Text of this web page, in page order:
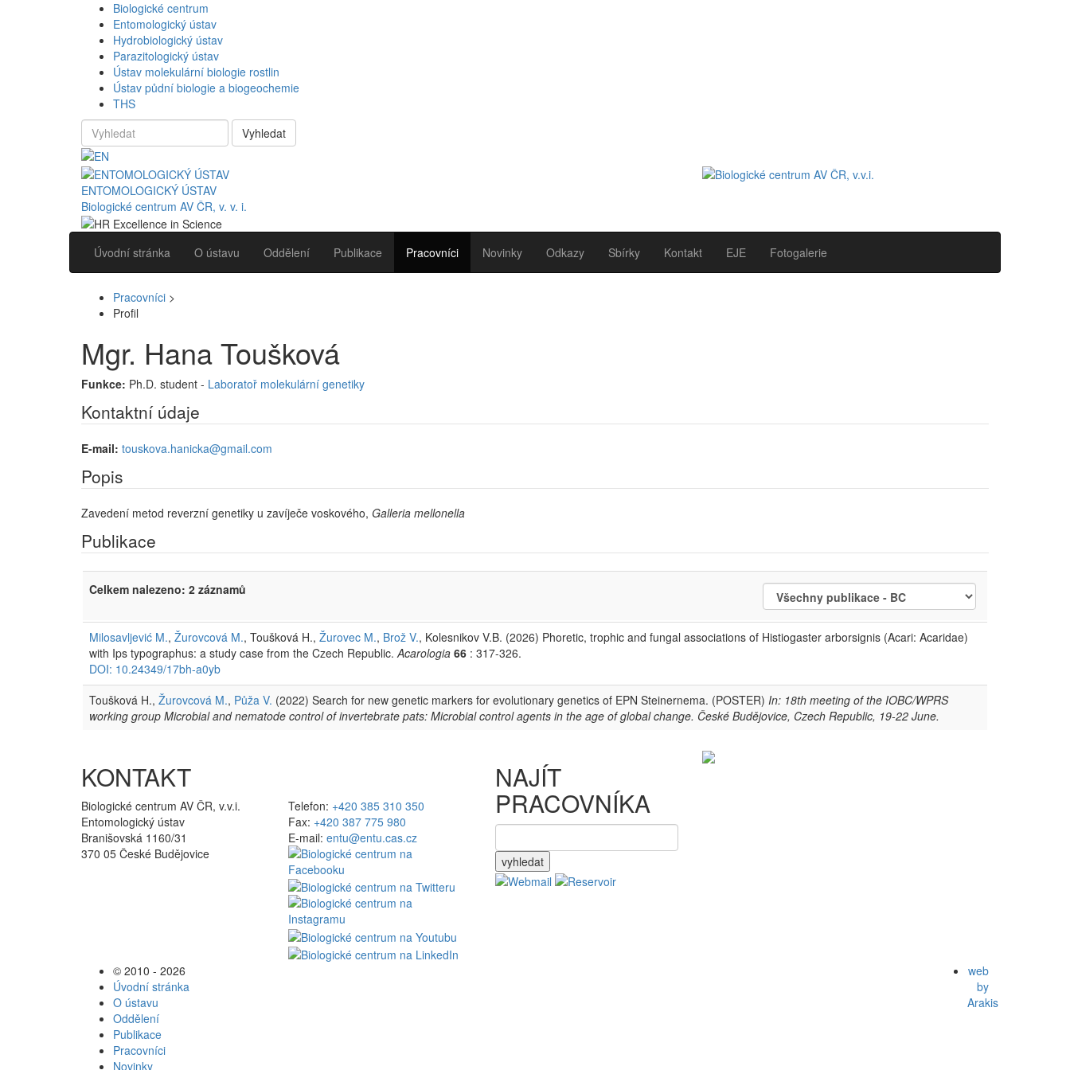
Biologické centrum
Entomologický ústav
Hydrobiologický ústav
Parazitologický ústav
Ústav molekulární biologie rostlin
Ústav půdní biologie a biogeochemie
THS
Vyhledat
ENTOMOLOGICKÝ ÚSTAV
Biologické centrum AV ČR, v. v. i.
Úvodní stránka O ústavu Oddělení Publikace Pracovníci Novinky Odkazy Sbírky Kontakt EJE Fotogalerie
Pracovníci >
Profil
Mgr. Hana Toušková
Funkce: Ph.D. student - Laboratoř molekulární genetiky
Kontaktní údaje
E-mail: touskova.hanicka@gmail.com
Popis
Zavedení metod reverzní genetiky u zavíječe voskového, Galleria mellonella
Publikace
Celkem nalezeno: 2 záznamů
Milosavljević M., Žurovcová M., Toušková H., Žurovec M., Brož V., Kolesnikov V.B. (2026) Phoretic, trophic and fungal associations of Histiogaster arborsignis (Acari: Acaridae)
with Ips typographus: a study case from the Czech Republic. Acarologia 66 : 317-326.
DOI: 10.24349/17bh-a0yb
Toušková H., Žurovcová M., Půža V. (2022) Search for new genetic markers for evolutionary genetics of EPN Steinernema. (POSTER) In: 18th meeting of the IOBC/WPRS
working group Microbial and nematode control of invertebrate pats: Microbial control agents in the age of global change. České Budějovice, Czech Republic, 19-22 June.
KONTAKT
Biologické centrum AV ČR, v.v.i.
Entomologický ústav
Branišovská 1160/31
370 05 České Budějovice
Telefon: +420 385 310 350
Fax: +420 387 775 980
E-mail: entu@entu.cas.cz
NAJÍT
PRACOVNÍKA
vyhledat
© 2010 - 2026
Úvodní stránka
O ústavu
Oddělení
Publikace
Pracovníci
Novinky
web
by
Arakis